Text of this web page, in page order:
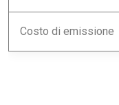
Costo di emissione